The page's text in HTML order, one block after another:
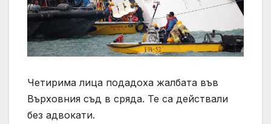
Четирима лица подадоха жалбата във
Върховния съд в сряда. Те са действали
без адвокати.